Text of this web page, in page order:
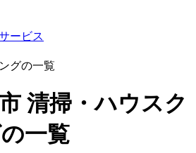
ービス
グの一覧
清掃・ハウスク
一覧